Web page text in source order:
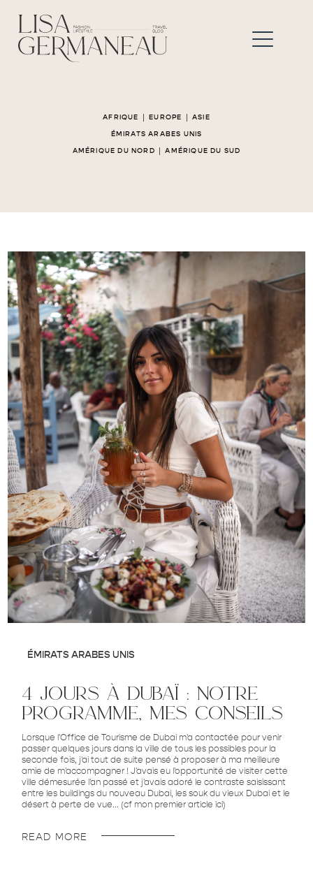
AFRIQUE |EUROPE | ASIE
ÉMIRATS ARABES UNIS
AMÉRIQUE DU NORD |AMÉRIQUE DU SUD
ÉMIRATS ARABES UNIS
4 jours à dubaï : notre
programme, mes conseils
Lorsque l'Office de Tourisme de Dubai m'a contactée pour venir
passer quelques jours dans la ville de tous les possibles pour la
seconde fois, j'ai tout de suite pensé à proposer à ma meilleure
amie de m'accompagner ! J'avais eu l'opportunité de visiter cette
ville démesurée l'an passé et j'avais adoré le contraste saisissant
entre les buildings du nouveau Dubai, les souk du vieux Dubai et le
désert à perte de vue... (cf mon premier article ici)
READ MORE